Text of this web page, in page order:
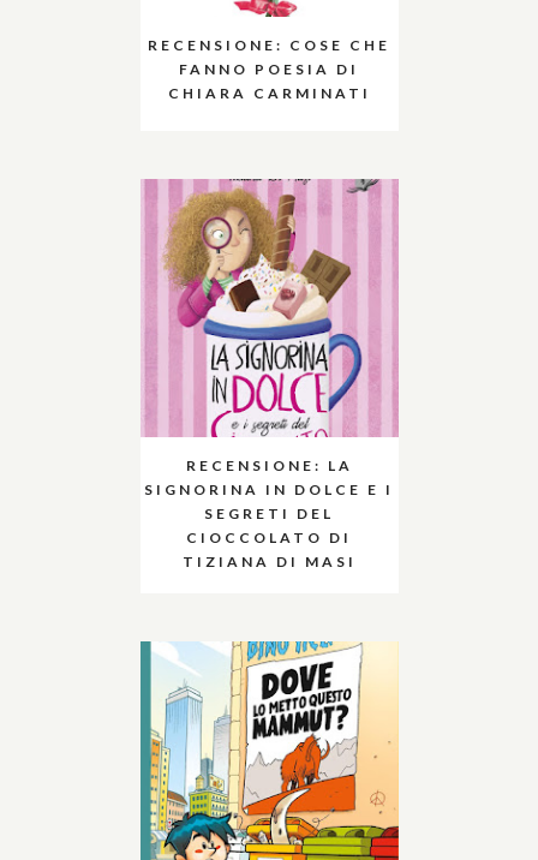
RECENSIONE: COSE CHE
FANNO POESIA DI
CHIARA CARMINATI
RECENSIONE: LA
SIGNORINA IN DOLCE E I
SEGRETI DEL
CIOCCOLATO DI
TIZIANA DI MASI